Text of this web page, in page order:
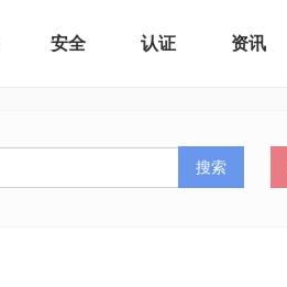
安全 认证 资讯
搜索